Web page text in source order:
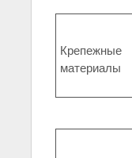
Крепежные
материалы